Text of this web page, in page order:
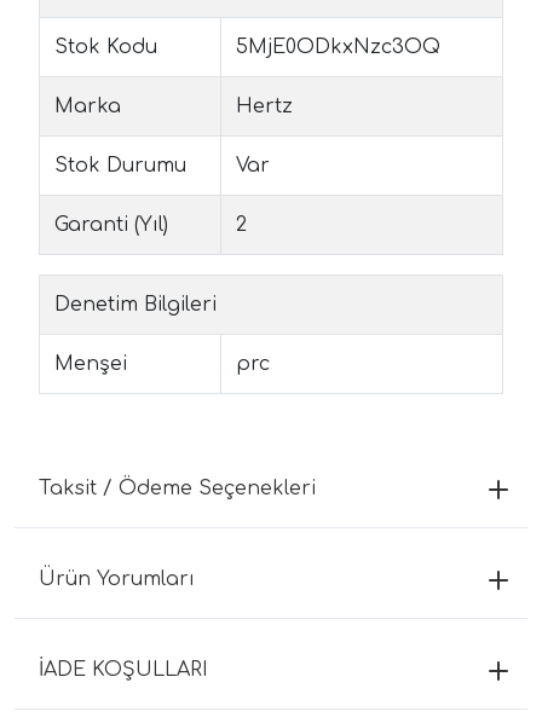
Stok Kodu 5MjE0ODkxNzc3OQ
Marka Hertz
Stok Durumu Var
Garanti (Yıl) 2
Denetim Bilgileri
Menşei prc
Taksit / Ödeme Seçenekleri
Ürün Yorumları
İADE KOŞULLARI